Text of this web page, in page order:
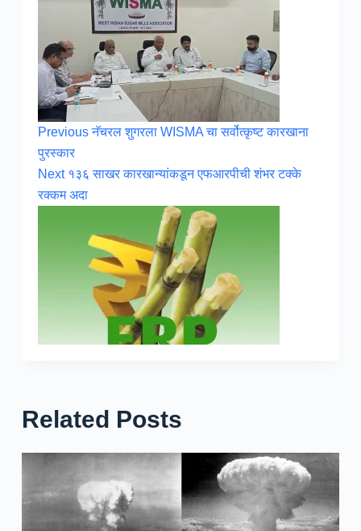
Previousनॅचरल शुगरला WISMA चा सर्वोत्कृष्ट कारखाना
पुरस्कार
Next १३६ साखर कारखान्यांकडून एफआरपीची शंभर टक्के
रक्कम अदा
Related Posts